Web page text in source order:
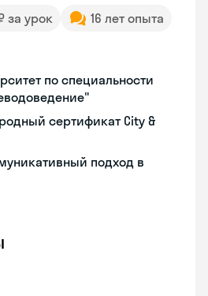
за урок
16 лет опыта
по специальности
сертификат City &
подход в